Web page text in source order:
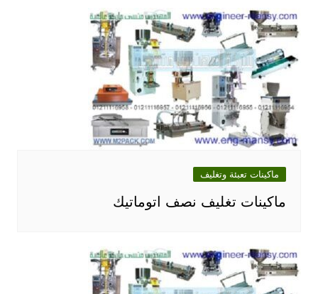
ماكينات تعبئة وتغليف
ماكينات تغليف نصف اتوماتيك